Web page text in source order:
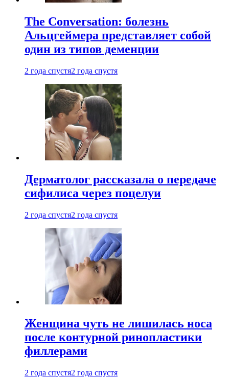
The Conversation: болезнь
Альцгеймера представляет собой
один из типов деменции
2 года спустя2 года спустя
Дерматолог рассказала о передаче
сифилиса через поцелуи
2 года спустя2 года спустя
Женщина чуть не лишилась носа
после контурной ринопластики
филлерами
2 года спустя2 года спустя